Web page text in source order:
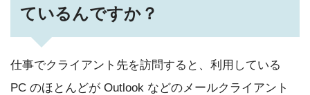
ているんですか？
仕事でクライアント先を訪問すると、利用している
PC のほとんどが Outlook などのメールクライアント